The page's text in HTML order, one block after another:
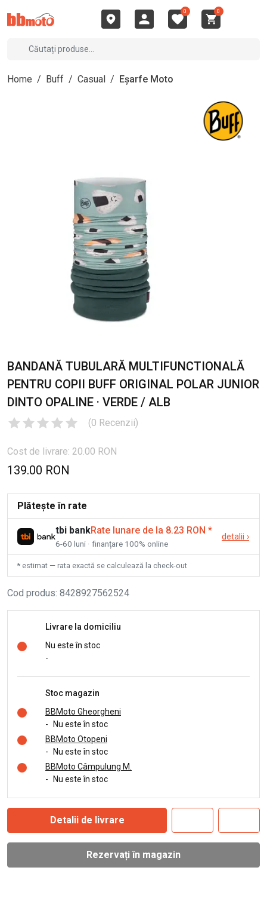
0 0
Home / Buff / Casual / Eșarfe Moto
BANDANĂ TUBULARĂ MULTIFUNCTIONALĂ
PENTRU COPII BUFF ORIGINAL POLAR JUNIOR
DINTO OPALINE · VERDE / ALB
(0 Recenzii)
Cost de livrare: 20.00 RON
139.00 RON
Plătește în rate
tbi bankRate lunare de la 8.23 RON *
6-60 luni · finanțare 100% online
detalii ›
* estimat — rata exactă se calculează la check-out
Cod produs: 8428927562524
Livrare la domiciliu
Nu este în stoc
-
Stoc magazin
BBMoto Gheorgheni
-
Nu este în stoc
BBMoto Otopeni
-
Nu este în stoc
BBMoto Câmpulung M.
-
Nu este în stoc
Detalii de livrare
Rezervați în magazin